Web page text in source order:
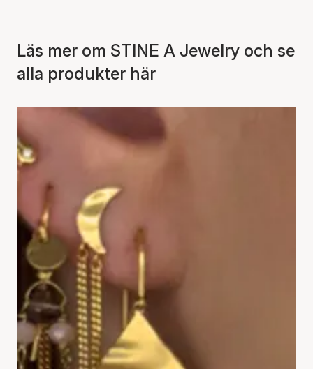
Läs mer om STINE A Jewelry och se
alla produkter här